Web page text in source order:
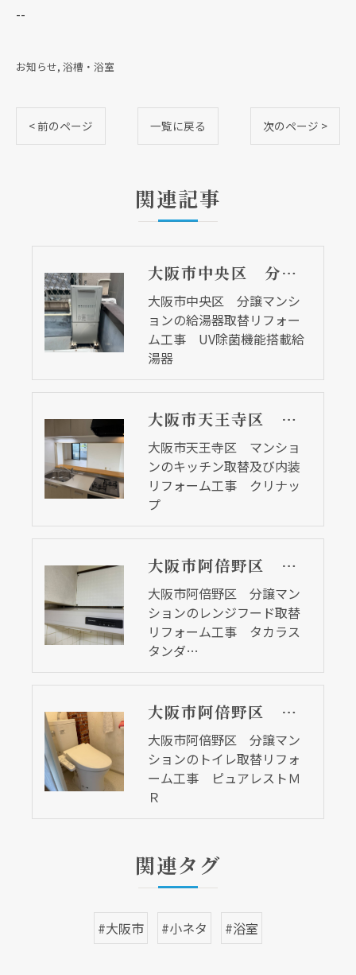
--
お知らせ 浴槽・浴室
< 前のページ 一覧に戻る 次のページ >
関連記事
大阪市中央区 分譲マンションの給湯器取替リフォーム工事 UV除菌機能搭載給湯器
大阪市中央区 分譲マンシ
ョンの給湯器取替リフォー
ム工事 UV除菌機能搭載給
湯器
大阪市天王寺区 マンションのキッチン取替及び内装リフォーム工事 クリナップ
大阪市天王寺区 マンショ
ンのキッチン取替及び内装
リフォーム工事 クリナッ
プ
大阪市阿倍野区 分譲マンションのレンジフード取替リフォーム工事 タカラスタンダード
大阪市阿倍野区 分譲マン
ションのレンジフード取替
リフォーム工事 タカラス
タンダ…
大阪市阿倍野区 分譲マンションのトイレ取替リフォーム工事 ピュアレストＭＲ
大阪市阿倍野区 分譲マン
ションのトイレ取替リフォ
ーム工事 ピュアレストＭ
Ｒ
関連タグ
#大阪市 #小ネタ #浴室
現在、新聞に入っている折込チラシです。